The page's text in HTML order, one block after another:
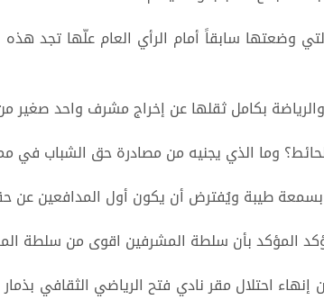
وضعتها سابقاً أمام الرأي العام علّها تجد هذه
بكامل ثقلها عن إخراج مشرف واحد صغير
وما الذي يجنيه من مصادرة حق الشباب في
بسمعة طيبة ويُفترض أن يكون أول المدافعين عن
المؤكد بأن سلطة المشرفين اقوى من سلطة
احتلال مقر نادي فتح الرياضي الثقافي